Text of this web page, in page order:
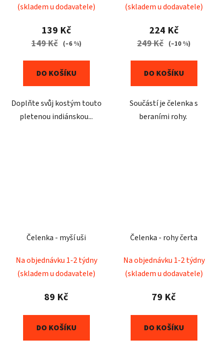
(skladem u dodavatele)
139 Kč
149 Kč (–6 %)
DO KOŠÍKU
Doplňte svůj kostým touto
pletenou indiánskou...
(skladem u dodavatele)
224 Kč
249 Kč (–10 %)
DO KOŠÍKU
Součástí je čelenka s
beraními rohy.
Čelenka - myší uši
Na objednávku 1-2 týdny
(skladem u dodavatele)
89 Kč
DO KOŠÍKU
Čelenka - rohy čerta
Na objednávku 1-2 týdny
(skladem u dodavatele)
79 Kč
DO KOŠÍKU